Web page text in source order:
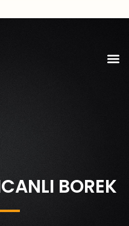
BOREK